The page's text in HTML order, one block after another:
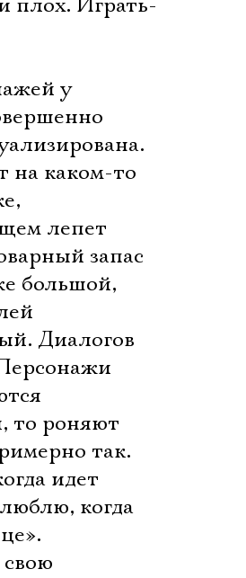
плох. Играть-
у
на каком-то
лепет
запас
большой,
Диалогов
то роняют
так.
идет
люблю, когда
